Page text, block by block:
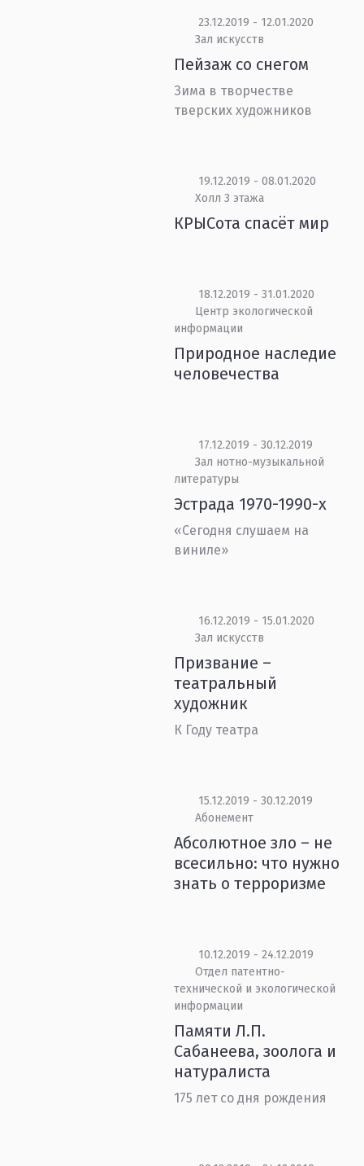
23.12.2019 - 12.01.2020
Зал искусств
Пейзаж со снегом
Зима в творчестве
тверских художников
19.12.2019 - 08.01.2020
Холл 3 этажа
КРЫСота спасёт мир
18.12.2019 - 31.01.2020
Центр экологической
информации
Природное наследие
человечества
17.12.2019 - 30.12.2019
Зал нотно-музыкальной
литературы
Эстрада 1970-1990-х
«Сегодня слушаем на
виниле»
16.12.2019 - 15.01.2020
Зал искусств
Призвание –
театральный
художник
К Году театра
15.12.2019 - 30.12.2019
Абонемент
Абсолютное зло – не
всесильно: что нужно
знать о терроризме
10.12.2019 - 24.12.2019
Отдел патентно-
технической и экологической
информации
Памяти Л.П.
Сабанеева, зоолога и
натуралиста
175 лет со дня рождения